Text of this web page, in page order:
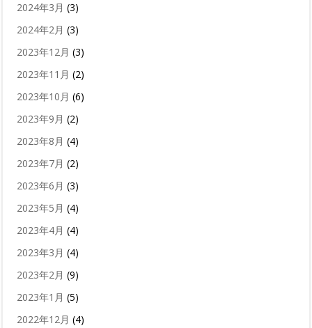
2024年3月 (3)
2024年2月 (3)
2023年12月 (3)
2023年11月 (2)
2023年10月 (6)
2023年9月 (2)
2023年8月 (4)
2023年7月 (2)
2023年6月 (3)
2023年5月 (4)
2023年4月 (4)
2023年3月 (4)
2023年2月 (9)
2023年1月 (5)
2022年12月 (4)